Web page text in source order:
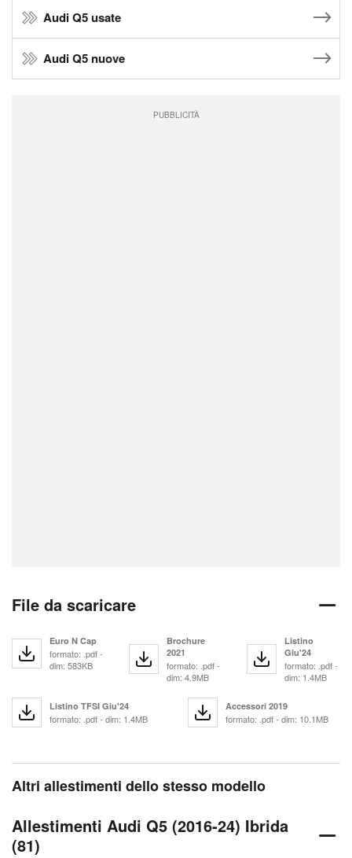
Audi Q5 usate
Audi Q5 nuove
PUBBLICITÀ
File da scaricare
Euro N Cap
formato: .pdf -
dim: 583KB
Brochure
2021
formato: .pdf -
dim: 4.9MB
Listino
Giu'24
formato: .pdf -
dim: 1.4MB
Listino TFSI Giu'24
formato: .pdf - dim: 1.4MB
Accessori 2019
formato: .pdf - dim: 10.1MB
Altri allestimenti dello stesso modello
Allestimenti Audi Q5 (2016-24) Ibrida
(81)